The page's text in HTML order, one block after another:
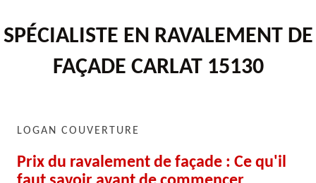
SPÉCIALISTE EN RAVALEMENT DE
FAÇADE CARLAT 15130
LOGAN COUVERTURE
Prix du ravalement de façade : Ce qu'il